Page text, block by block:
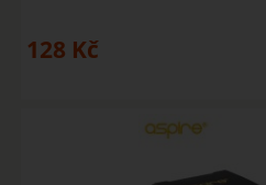
128 Kč